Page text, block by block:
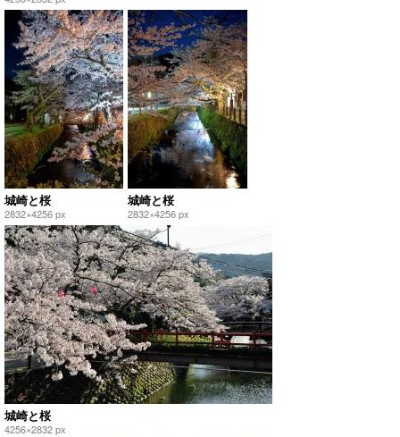
城崎と桜
2832×4256 px
城崎と桜
2832×4256 px
城崎と桜
4256×2832 px